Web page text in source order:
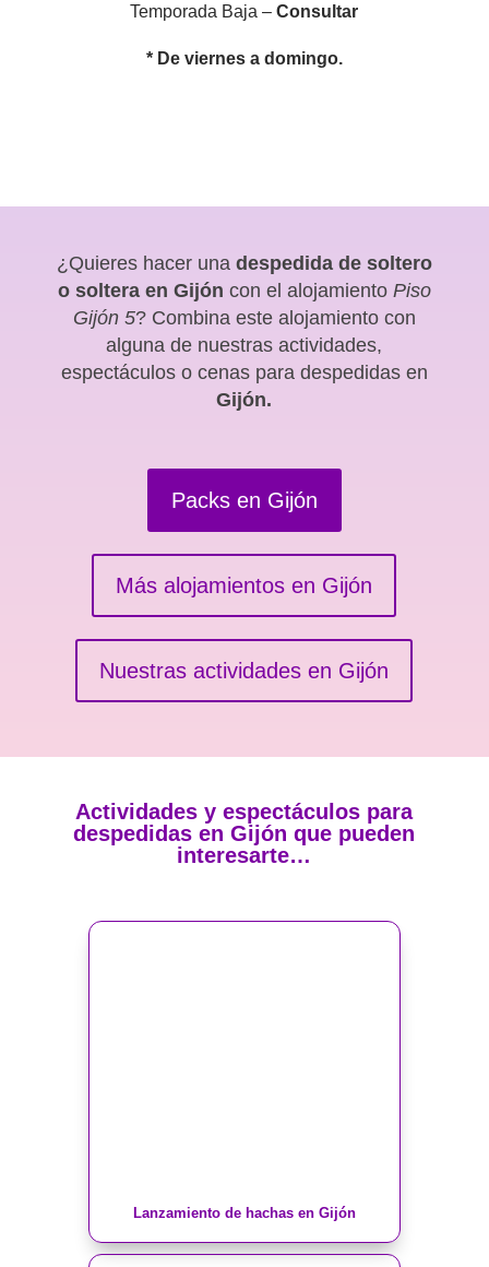
Temporada Baja –Consultar
* De viernes a domingo.
¿Quieres hacer una despedida de soltero
o soltera en Gijón con el alojamiento Piso
Gijón 5? Combina este alojamiento con
alguna de nuestras actividades,
espectáculos o cenas para despedidas en
Gijón.
Packs en Gijón
Más alojamientos en Gijón
Nuestras actividades en Gijón
Actividades y espectáculos para
despedidas en Gijón que pueden
interesarte…
Lanzamiento de hachas en Gijón